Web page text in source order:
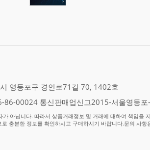
영등포구 경인로71길 70, 1402호
86-00024 통신판매업신고2015-서울영등
아닙니다. 따라서 상품거래정보 및 거래에 대하여 책임을
충분한 정보를 확인하시고 구매하시기 바랍니다.문의 사